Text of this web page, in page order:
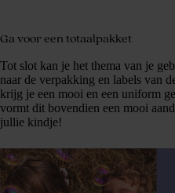
Ga voor een totaalpakket
Tot slot kan je het thema van je
naar de verpakking en labels van
krijg je een mooi en een uniform
vormt dit bovendien een mooi
jullie kindje!